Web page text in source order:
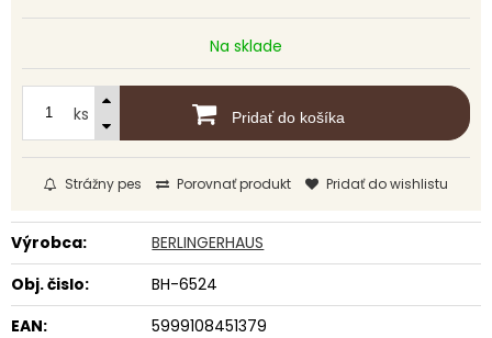
Na sklade
ks Pridať do košíka
Strážny pes Porovnať produkt Pridať do wishlistu
Výrobca:
BERLINGERHAUS
Obj. čislo:
BH-6524
EAN:
5999108451379